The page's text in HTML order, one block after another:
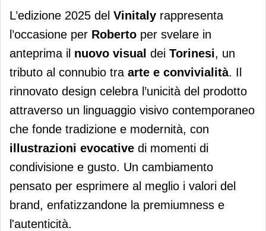
I Torinesi di Roberto si rifanno il look
L’edizione 2025 del Vinitaly rappresenta
l’occasione per Roberto per svelare in
anteprima il nuovo visual dei Torinesi, un
tributo al connubio tra arte e convivialità. Il
rinnovato design celebra l’unicità del prodotto
attraverso un linguaggio visivo contemporaneo
che fonde tradizione e modernità, con
illustrazioni evocative di momenti di
condivisione e gusto. Un cambiamento
pensato per esprimere al meglio i valori del
brand, enfatizzandone la premiumness e
l'autenticità.